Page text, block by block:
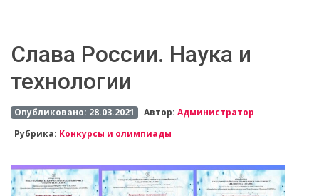
Слава России. Наука и
технологии
Опубликовано: 28.03.2021 Автор:Администратор
Рубрика: Конкурсы и олимпиады